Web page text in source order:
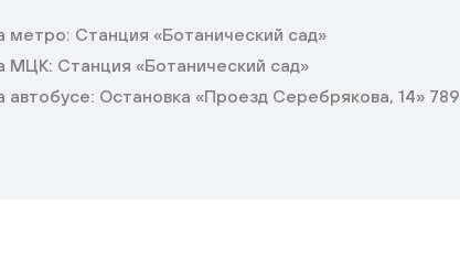
метро: Станция «Ботанический сад»
МЦК: Станция «Ботанический сад»
автобусе: Остановка «Проезд Серебрякова, 14» 789